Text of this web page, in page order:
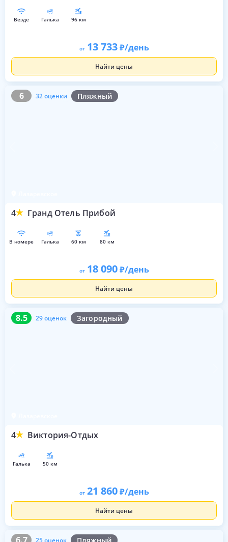
везде галька 96 км
от 13 733 /день
Найти цены
6 32 оценки Пляжный
4 Гранд Отель Прибой
6 32 оценки
в номере галька 60 км 80 км
от 18 090 /день
Найти цены
8.5 29 оценок Загородный
4 Виктория-Отдых
8.5 29 оценок
галька 50 км
от 21 860 /день
Найти цены
25 оценок Пляжный
6.7 25 оценок